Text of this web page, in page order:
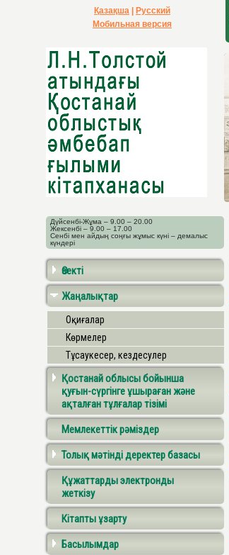
Қазақша
Русский
Мобильная версия
Дүйсенбі-Жұма – 9.00 – 20.00
Жексенбі – 9.00 – 17.00
Сенбі мен айдың соңғы жұмыс күні – демалыс
күндері
Өзекті
Жаңалықтар
Оқиғалар
Көрмелер
Тұсаукесер, кездесулер
Қостанай облысы бойынша
қуғын-сүргінге ұшыраған және
ақталған тұлғалар тізімі
Мемлекеттік рәміздер
Толық мәтінді деректер базасы
Құжаттарды электронды
жеткізу
Кітапты ұзарту
Басылымдар